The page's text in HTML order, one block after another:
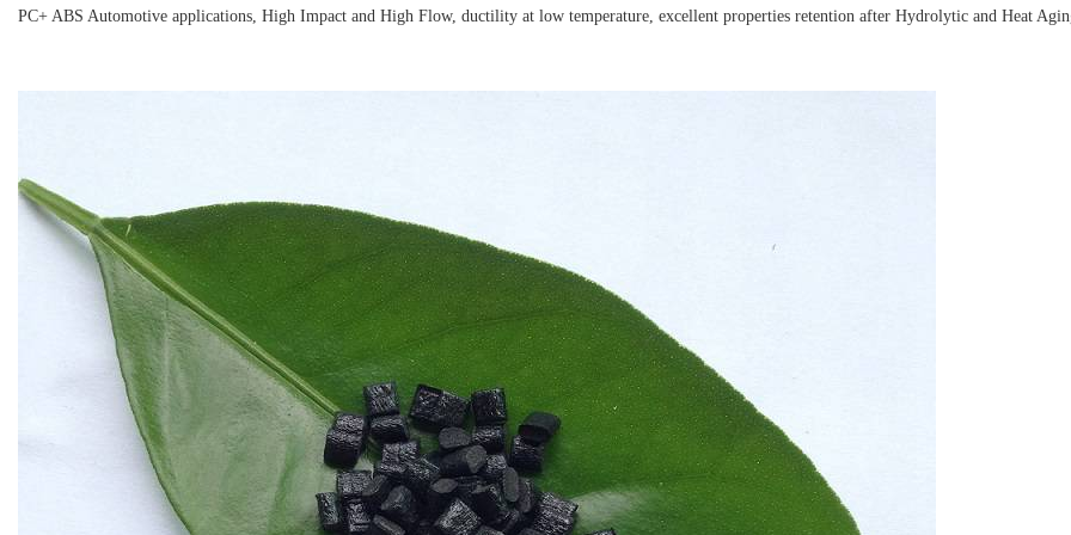
PC+ ABS Automotive applications, High Impact and High Flow, ductility at low temperature, excellent properties retention after Hydrolytic and Heat